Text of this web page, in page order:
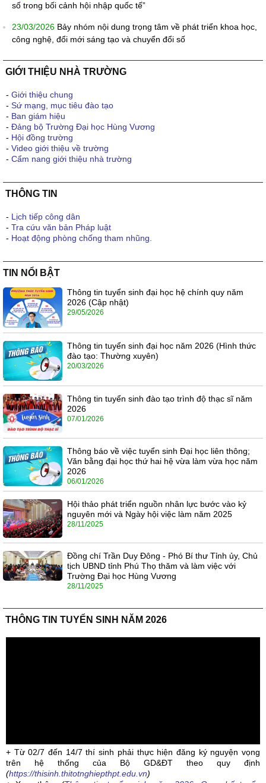
số trong bối cảnh hội nhập quốc tế”
23/03/2026 Bảy nhóm nội dung trọng tâm về phát triển khoa học,
công nghệ, đổi mới sáng tạo và chuyển đổi số
GIỚI THIỆU NHÀ TRƯỜNG
- Giới thiệu chung
- Sứ mạng, mục tiêu đào tạo
- Ban giám hiệu
- Đảng bộ Trường Đại học Hùng Vương
- Hội đồng trường
- Video giới thiệu về trường
- Cẩm nang giới thiệu nhà trường
THÔNG TIN
- Lịch tiếp công dân
- Tra cứu văn bản Pháp luật
- Hoạt động phòng chống tham nhũng.
TIN NỔI BẬT
Thông tin tuyển sinh đại học hệ chính quy năm
2026 (Cập nhật)
29/05/2026
Thông tin tuyển sinh đại học năm 2026 (Hình thức
đào tạo: Thường xuyên)
20/03/2026
Thông tin tuyển sinh đào tạo trình độ thạc sĩ năm
2026
07/01/2026
Thông báo về việc tuyển sinh Đại học liên thông;
Văn bằng đại học thứ hai hệ vừa làm vừa học năm
2026
06/01/2026
Hội thảo phát triển nguồn nhân lực bước vào kỷ
nguyên mới và Ngày hội việc làm năm 2025
28/11/2025
Đồng chí Trần Duy Đông - Phó Bí thư Tỉnh ủy, Chủ
tịch UBND tỉnh Phú Thọ thăm và làm việc với
Trường Đại học Hùng Vương
28/11/2025
THÔNG TIN TUYỂN SINH NĂM 2026
+ Từ 02/7 đến 14/7 thí sinh phải thực hiện đăng ký nguyện vọng
trên hệ thống của Bộ GD&ĐT theo quy định
(https://thisinh.thitotnghiepthpt.edu.vn)